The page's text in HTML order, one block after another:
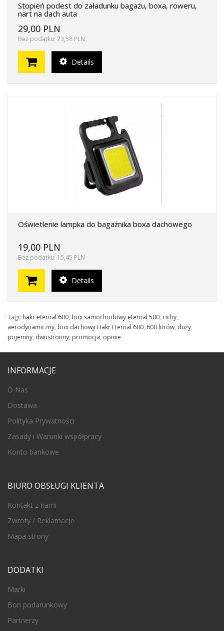
Stopień podest do załadunku bagażu, boxa, roweru,
nart na dach auta
29,00 PLN
Bez podatku: 23,58 PLN
Details
Oświetlenie lampka do bagażnika boxa dachowego
19,00 PLN
Bez podatku: 15,45 PLN
Details
Tagi: hakr eternal 600, box samochodowy eternal 500, cichy,
aerodynamiczny, box dachowy Hakr Eternal 600, 600 litrów, duży,
pojemny, dwustronny, promocja, opinie
INFORMACJE
O Nas
Dostawa
Polityka Prywatności
Zasady i Warunki współpracy
Konto bankowe
BIURO OBSŁUGI KLIENTA
Kontakt z nami
Zwroty / Reklamacje
Mapa strony
DODATKI
Marki
Bon podarunkowy
Partnerzy